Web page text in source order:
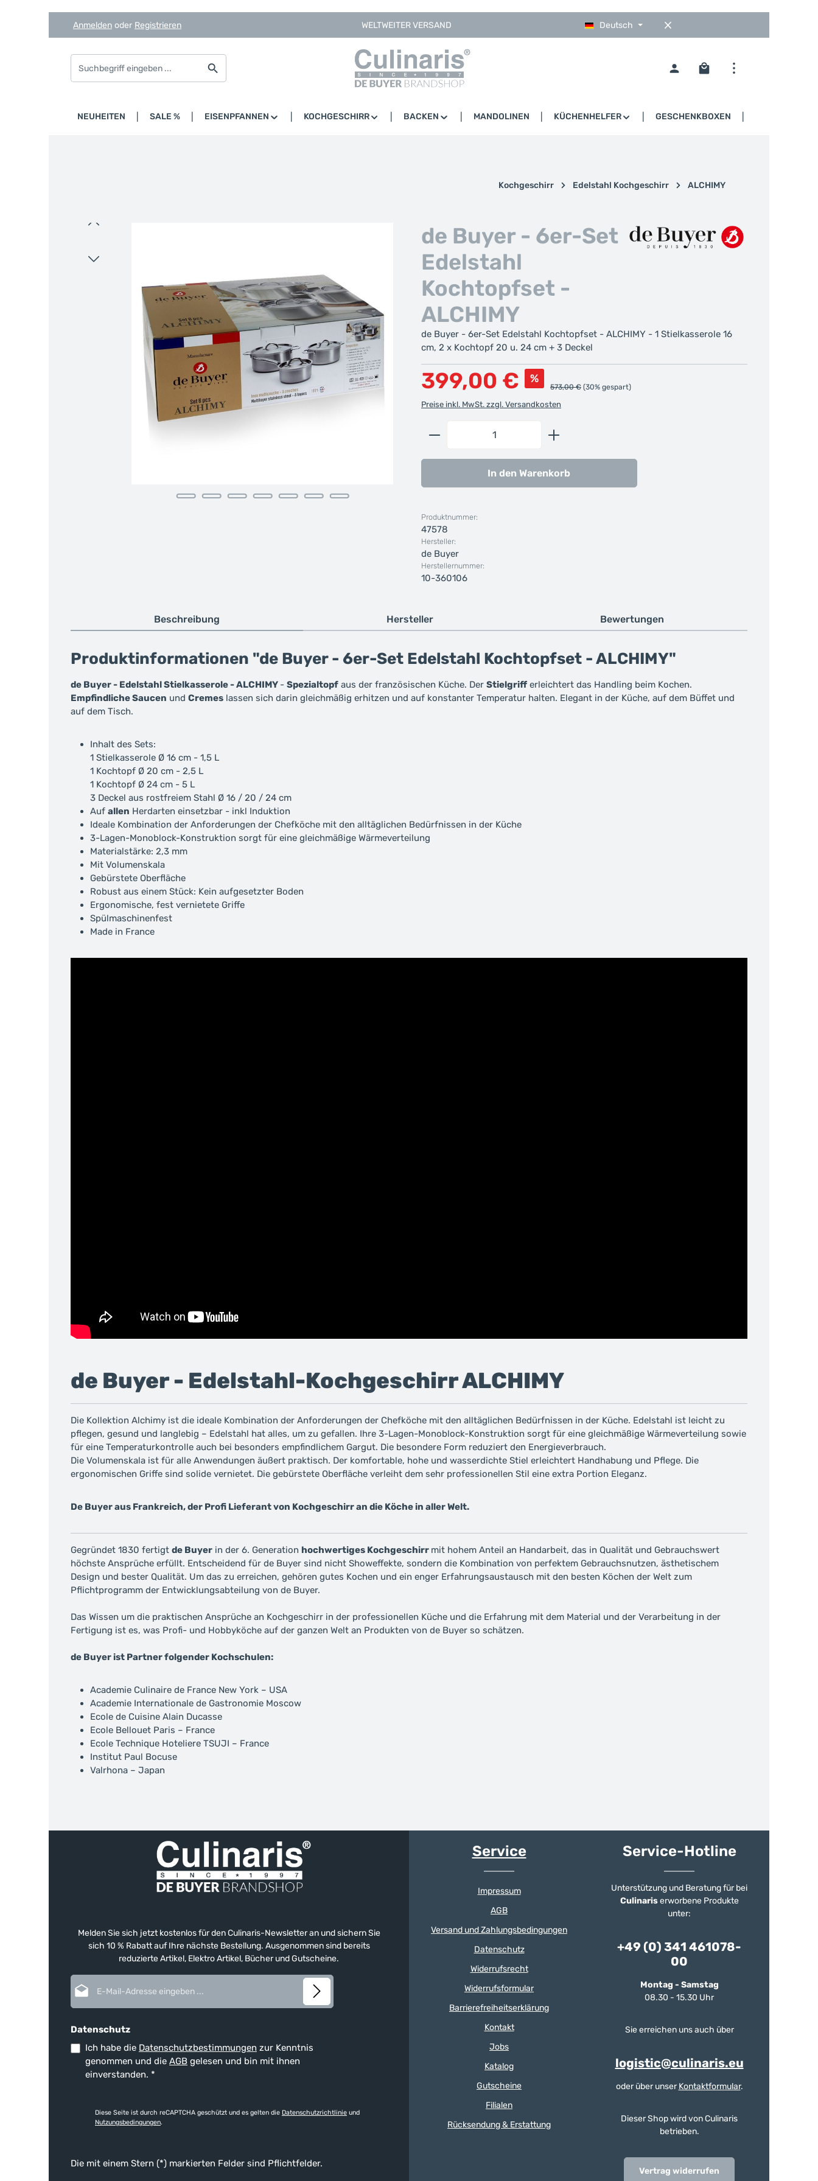
Zum Hauptinhalt springen
Zur Suche springen
Zur Hauptnavigation springen
Anmelden oder Registrieren WELTWEITER VERSAND Deutsch
Warenkorb enthält 0
NEUHEITEN SALE % EISENPFANNEN KOCHGESCHIRR BACKEN MANDOLINEN KÜCHENHELFER GESCHENKBOXEN
Kochgeschirr Edelstahl Kochgeschirr ALCHIMY
Bildergalerie überspringen
de Buyer - 6er-Set
Edelstahl
Kochtopfset -
ALCHIMY
de Buyer - 6er-Set Edelstahl Kochtopfset - ALCHIMY - 1 Stielkasserole 16
cm, 2 x Kochtopf 20 u. 24 cm + 3 Deckel
Verkaufspreis:
399,00 € %
Regulärer Preis:
573,00 € (30% gespart)
Preise inkl. MwSt. zzgl. Versandkosten
Produkt Anzahl: Gib den gewünschten Wert ein oder
In den Warenkorb
Produktnummer:
47578
Hersteller:
de Buyer
Herstellernummer:
10-360106
Beschreibung Hersteller Bewertungen
Produktinformationen "de Buyer - 6er-Set Edelstahl Kochtopfset - ALCHIMY"
de Buyer - Edelstahl Stielkasserole - ALCHIMY - Spezialtopf aus der französischen Küche. Der Stielgriff erleichtert das Handling beim Kochen.
Empfindliche Saucen und Cremes lassen sich darin gleichmäßig erhitzen und auf konstanter Temperatur halten. Elegant in der Küche, auf dem Büffet und
auf dem Tisch.
Inhalt des Sets:
1 Stielkasserole Ø 16 cm - 1,5 L
1 Kochtopf Ø 20 cm - 2,5 L
1 Kochtopf Ø 24 cm - 5 L
3 Deckel aus rostfreiem Stahl Ø 16 / 20 / 24 cm
Auf allen Herdarten einsetzbar - inkl Induktion
Ideale Kombination der Anforderungen der Chefköche mit den alltäglichen Bedürfnissen in der Küche
3-Lagen-Monoblock-Konstruktion sorgt für eine gleichmäßige Wärmeverteilung
Materialstärke: 2,3 mm
Mit Volumenskala
Gebürstete Oberfläche
Robust aus einem Stück: Kein aufgesetzter Boden
Ergonomische, fest vernietete Griffe
Spülmaschinenfest
Made in France
de Buyer - Edelstahl-Kochgeschirr ALCHIMY
Die Kollektion Alchimy ist die ideale Kombination der Anforderungen der Chefköche mit den alltäglichen Bedürfnissen in der Küche. Edelstahl ist leicht zu
pflegen, gesund und langlebig – Edelstahl hat alles, um zu gefallen. Ihre 3-Lagen-Monoblock-Konstruktion sorgt für eine gleichmäßige Wärmeverteilung sowie
für eine Temperaturkontrolle auch bei besonders empfindlichem Gargut. Die besondere Form reduziert den Energieverbrauch.
Die Volumenskala ist für alle Anwendungen äußert praktisch. Der komfortable, hohe und wasserdichte Stiel erleichtert Handhabung und Pflege. Die
ergonomischen Griffe sind solide vernietet. Die gebürstete Oberfläche verleiht dem sehr professionellen Stil eine extra Portion Eleganz.
De Buyer aus Frankreich, der Profi Lieferant von Kochgeschirr an die Köche in aller Welt.
Gegründet 1830 fertigt de Buyer in der 6. Generation hochwertiges Kochgeschirr mit hohem Anteil an Handarbeit, das in Qualität und Gebrauchswert
höchste Ansprüche erfüllt. Entscheidend für de Buyer sind nicht Showeffekte, sondern die Kombination von perfektem Gebrauchsnutzen, ästhetischem
Design und bester Qualität. Um das zu erreichen, gehören gutes Kochen und ein enger Erfahrungsaustausch mit den besten Köchen der Welt zum
Pflichtprogramm der Entwicklungsabteilung von de Buyer.
Das Wissen um die praktischen Ansprüche an Kochgeschirr in der professionellen Küche und die Erfahrung mit dem Material und der Verarbeitung in der
Fertigung ist es, was Profi- und Hobbyköche auf der ganzen Welt an Produkten von de Buyer so schätzen.
de Buyer ist Partner folgender Kochschulen:
Academie Culinaire de France New York – USA
Academie Internationale de Gastronomie Moscow
Ecole de Cuisine Alain Ducasse
Ecole Bellouet Paris – France
Ecole Technique Hoteliere TSUJI – France
Institut Paul Bocuse
Valrhona – Japan
Melden Sie sich jetzt kostenlos für den Culinaris-Newsletter an und sichern Sie
sich 10 % Rabatt auf Ihre nächste Bestellung. Ausgenommen sind bereits
reduzierte Artikel, Elektro Artikel, Bücher und Gutscheine.
Datenschutz
Ich habe die Datenschutzbestimmungen zur Kenntnis
genommen und die AGB gelesen und bin mit ihnen
einverstanden. *
Diese Seite ist durch reCAPTCHA geschützt und es gelten die Datenschutzrichtlinie und
Nutzungsbedingungen.
Die mit einem Stern (*) markierten Felder sind Pflichtfelder.
Service
Impressum
AGB
Versand und Zahlungsbedingungen
Datenschutz
Widerrufsrecht
Widerrufsformular
Barrierefreiheitserklärung
Kontakt
Jobs
Katalog
Gutscheine
Filialen
Rücksendung & Erstattung
Service-Hotline
Unterstützung und Beratung für bei
Culinariserworbene Produkte
unter:
+49 (0) 341 461078-
00
Montag - Samstag
08.30 - 15.30 Uhr
Sie erreichen uns auch über
logistic@culinaris.eu
oder über unserKontaktformular.
Dieser Shop wird von Culinaris
betrieben.
Vertrag widerrufen